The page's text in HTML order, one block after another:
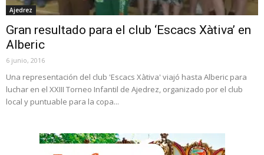
Ajedrez
Gran resultado para el club ‘Escacs Xàtiva’ en
Alberic
6 junio, 2016
Una representación del club 'Escacs Xàtiva' viajó hasta Alberic para
luchar en el XXIII Torneo Infantil de Ajedrez, organizado por el club
local y puntuable para la copa...